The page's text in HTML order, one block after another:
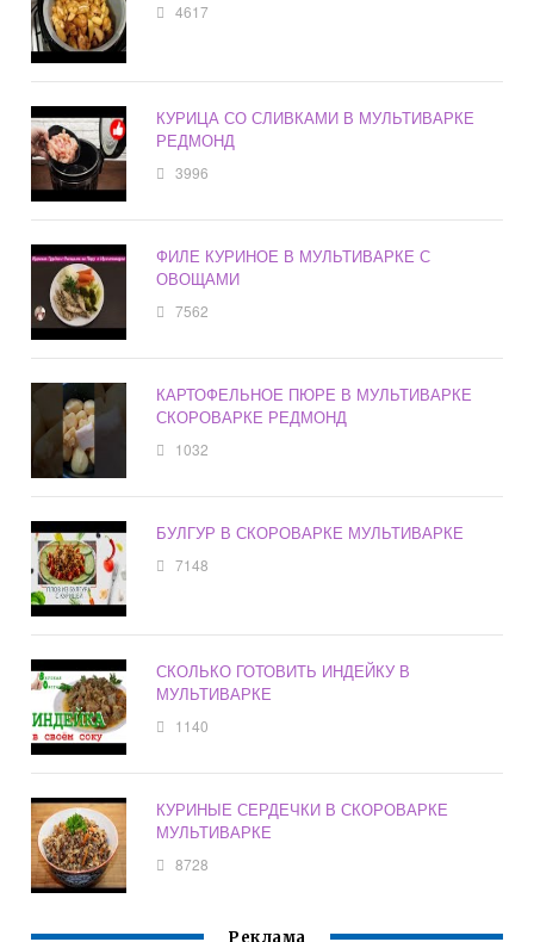
4617
КУРИЦА СО СЛИВКАМИ В МУЛЬТИВАРКЕ
РЕДМОНД
3996
ФИЛЕ КУРИНОЕ В МУЛЬТИВАРКЕ С
ОВОЩАМИ
7562
КАРТОФЕЛЬНОЕ ПЮРЕ В МУЛЬТИВАРКЕ
СКОРОВАРКЕ РЕДМОНД
1032
БУЛГУР В СКОРОВАРКЕ МУЛЬТИВАРКЕ
7148
СКОЛЬКО ГОТОВИТЬ ИНДЕЙКУ В
МУЛЬТИВАРКЕ
1140
КУРИНЫЕ СЕРДЕЧКИ В СКОРОВАРКЕ
МУЛЬТИВАРКЕ
8728
Реклама